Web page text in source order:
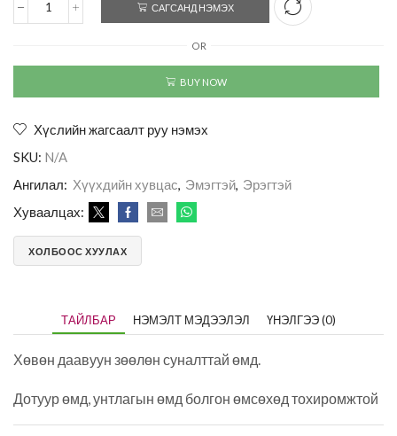
САГСАНД НЭМЭХ
OR
BUY NOW
Хүслийн жагсаалт руу нэмэх
SKU: N/A
Ангилал: Хүүхдийн хувцас, Эмэгтэй, Эрэгтэй
Хуваалцах:
ХОЛБООС ХУУЛАХ
ТАЙЛБАР НЭМЭЛТ МЭДЭЭЛЭЛ ҮНЭЛГЭЭ (0)
Хөвөн даавуун зөөлөн суналттай өмд.
Дотуур өмд, унтлагын өмд болгон өмсөхөд тохиромжтой